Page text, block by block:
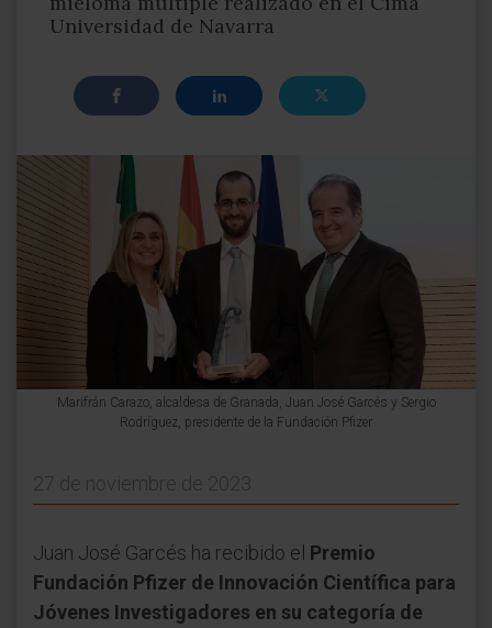
Universidad de Navarra
Marifrán Carazo, alcaldesa de Granada, Juan José Garcés y Sergio
Rodríguez, presidente de la Fundación Pfizer
27 de noviembre de 2023
Juan José Garcés ha recibido el Premio
Fundación Pfizer de Innovación Científica para
Jóvenes Investigadores en su categoría de